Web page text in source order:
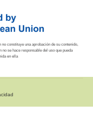
constituye una aprobación de su contenido,
se hace responsable del uso que pueda
en ella